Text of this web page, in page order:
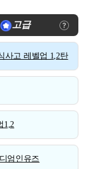
고급
사고 레벨업 1,2탄
1,2
엄인유즈